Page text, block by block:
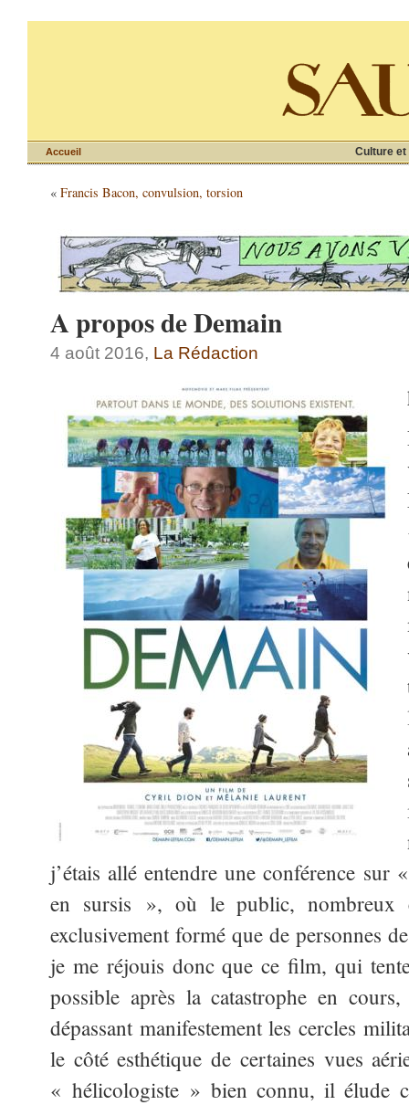
Culture et
Accueil
« Francis Bacon, convulsion, torsion
A propos de Demain
4 août 2016, La Rédaction
j’étais allé entendre une conférence sur
en sursis », où le public, nombreux
exclusivement formé que de personnes
je me réjouis donc que ce film, qui
possible après la catastrophe en
dépassant manifestement les cercles
le côté esthétique de certaines vues
« hélicologiste » bien connu, il élude